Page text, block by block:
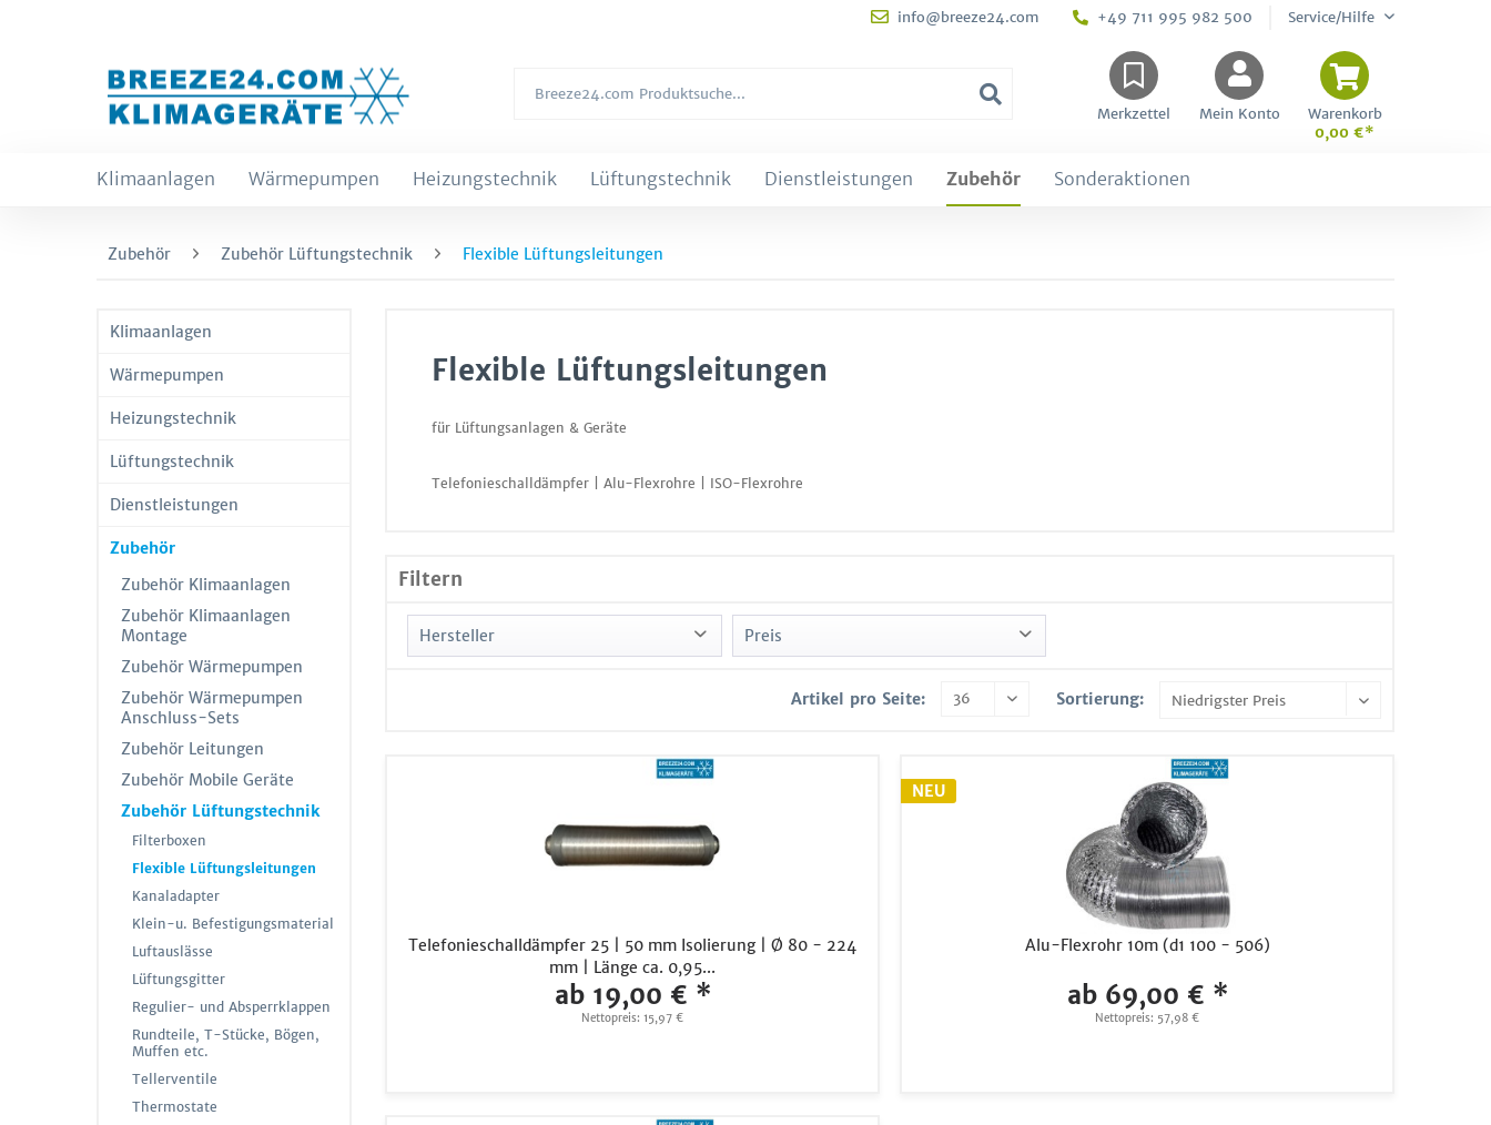
info@breeze24.com +49 711 995 982 500 Service/Hilfe
Merkzettel Mein Konto
Warenkorb
0,00 €*
Klimaanlagen Wärmepumpen Heizungstechnik Lüftungstechnik Dienstleistungen Zubehör Sonderaktionen
Zubehör Zubehör Lüftungstechnik Flexible Lüftungsleitungen
Klimaanlagen
Wärmepumpen
Heizungstechnik
Lüftungstechnik
Dienstleistungen
Zubehör
Zubehör Klimaanlagen
Zubehör Klimaanlagen
Montage
Zubehör Wärmepumpen
Zubehör Wärmepumpen
Anschluss-Sets
Zubehör Leitungen
Zubehör Mobile Geräte
Zubehör Lüftungstechnik
Filterboxen
Flexible Lüftungsleitungen
Kanaladapter
Klein-u. Befestigungsmaterial
Luftauslässe
Lüftungsgitter
Regulier- und Absperrklappen
Rundteile, T-Stücke, Bögen,
Muffen etc.
Tellerventile
Thermostate
Flexible Lüftungsleitungen
für Lüftungsanlagen & Geräte
Telefonieschalldämpfer | Alu-Flexrohre | ISO-Flexrohre
Filtern
Hersteller Preis
von19,00 €bis79,00 €
Artikel pro Seite: Sortierung:
Telefonieschalldämpfer 25 | 50 mm Isolierung | Ø 80 - 224
mm | Länge ca. 0,95...
ab 19,00 € *
Nettopreis: 15,97 €
NEU
Alu-Flexrohr 10m (d1 100 - 506)
ab 69,00 € *
Nettopreis: 57,98 €